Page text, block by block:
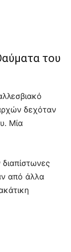
του
δεχόταν
Μία
από άλλα